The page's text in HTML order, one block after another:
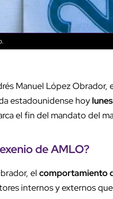
Manuel López Obrador,
estadounidense hoy
el fin del mandato del
de AMLO?
el comportamiento
internos y externos